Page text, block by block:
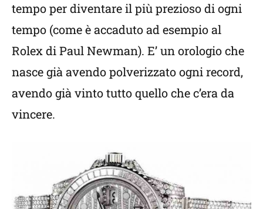
tempo per diventare il più prezioso di ogni
tempo (come è accaduto ad esempio al
Rolex di Paul Newman). E’ un orologio che
nasce già avendo polverizzato ogni record,
avendo già vinto tutto quello che c’era da
vincere.